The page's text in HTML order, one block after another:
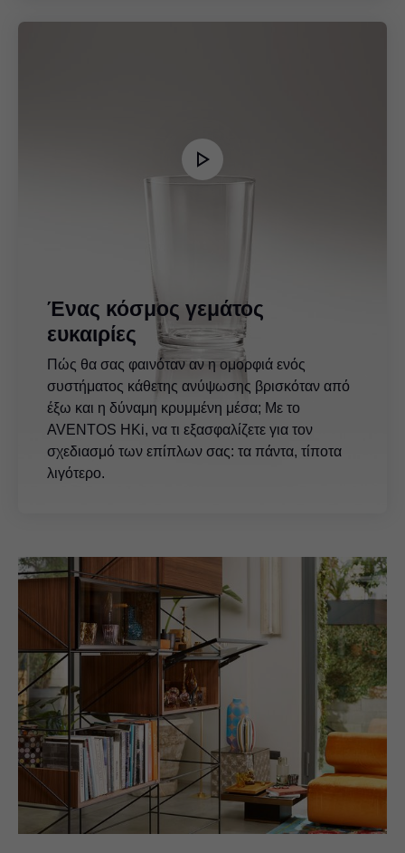
Ένας κόσμος γεμάτος
ευκαιρίες
Πώς θα σας φαινόταν αν η ομορφιά ενός
συστήματος κάθετης ανύψωσης βρισκόταν από
έξω και η δύναμη κρυμμένη μέσα; Με το
AVENTOS HKi, να τι εξασφαλίζετε για τον
σχεδιασμό των επίπλων σας: τα πάντα, τίποτα
λιγότερο.